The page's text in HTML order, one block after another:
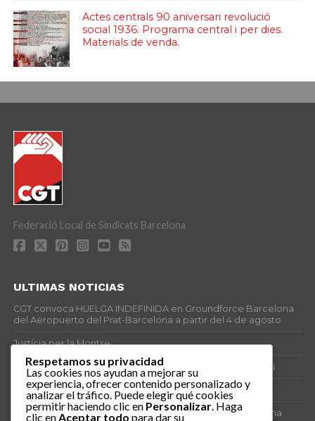
Actes centrals 90 aniversari revolució
social 1936. Programa central i per dies.
Materials de venda.
Federació Local de Sindicats Barcelona
ULTIMAS NOTICIAS
CGT convoca HUELGA INDEFINIDA en Groundforce Barcelona
del Aeropuerto del Prat-Barcelona a partir del 4 de agosto
Justícia per la Montse
25J – Día Mundial para la Prevención de los Ahogamientos
ERE encubierto en H&M Concentrix
Actes centrals 90 aniversari revolució social 1936. Programa
Respetamos su privacidad
Las cookies nos ayudan a mejorar su
experiencia, ofrecer contenido personalizado y
analizar el tráfico. Puede elegir qué cookies
permitir haciendo clic en Personalizar . Haga
clic en Aceptar todo para dar su